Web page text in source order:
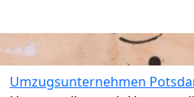
Umzugsunternehmen